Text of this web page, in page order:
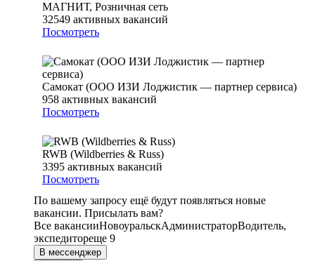
МАГНИТ, Розничная сеть
32549 активных вакансий
Посмотреть
Самокат (ООО ИЗИ Лоджистик — партнер сервиса)
958 активных вакансий
Посмотреть
RWB (Wildberries & Russ)
3395 активных вакансий
Посмотреть
По вашему запросу ещё будут появляться новые
вакансии. Присылать вам?
Все вакансииНовоуральскАдминистраторВодитель,
экспедитореще 9
В мессенджер